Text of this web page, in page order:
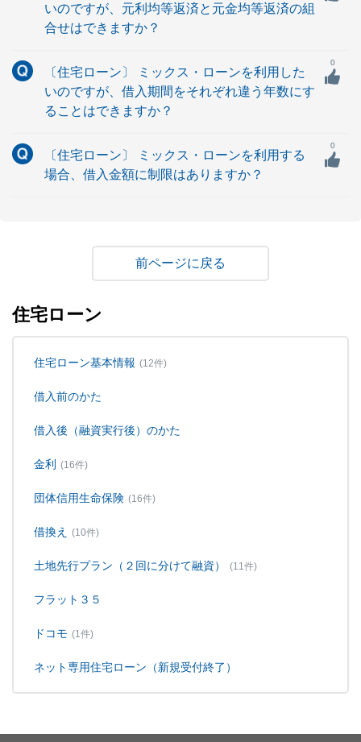
いのですが、元利均等返済と元金均等返済の組
合せはできますか？
〔住宅ローン〕 ミックス・ローンを利用した
いのですが、借入期間をそれぞれ違う年数にす
ることはできますか？
0
〔住宅ローン〕 ミックス・ローンを利用する
場合、借入金額に制限はありますか？
0
戻る
住宅ローン
住宅ローン基本情報 (12件)
借入前のかた
借入後（融資実行後）のかた
金利 (16件)
団体信用生命保険 (16件)
借換え (10件)
土地先行プラン（２回に分けて融資） (11件)
フラット３５
ドコモ (1件)
ネット専用住宅ローン（新規受付終了）